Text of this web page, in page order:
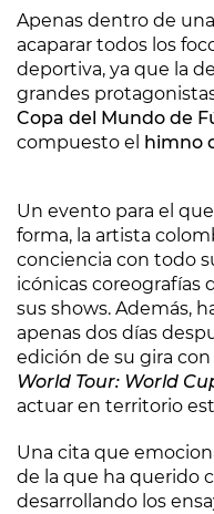
Apenas dentro de
acaparar todos los
deportiva, ya que la
grandes
Copa del Mundo de
compuesto el himno
Un evento para el
forma, la artista
conciencia con todo
icónicas coreografías
sus shows. Además,
apenas dos días
edición de su gira con
World Tour: World
actuar en territorio
Una cita que
de la que ha querido
desarrollando los